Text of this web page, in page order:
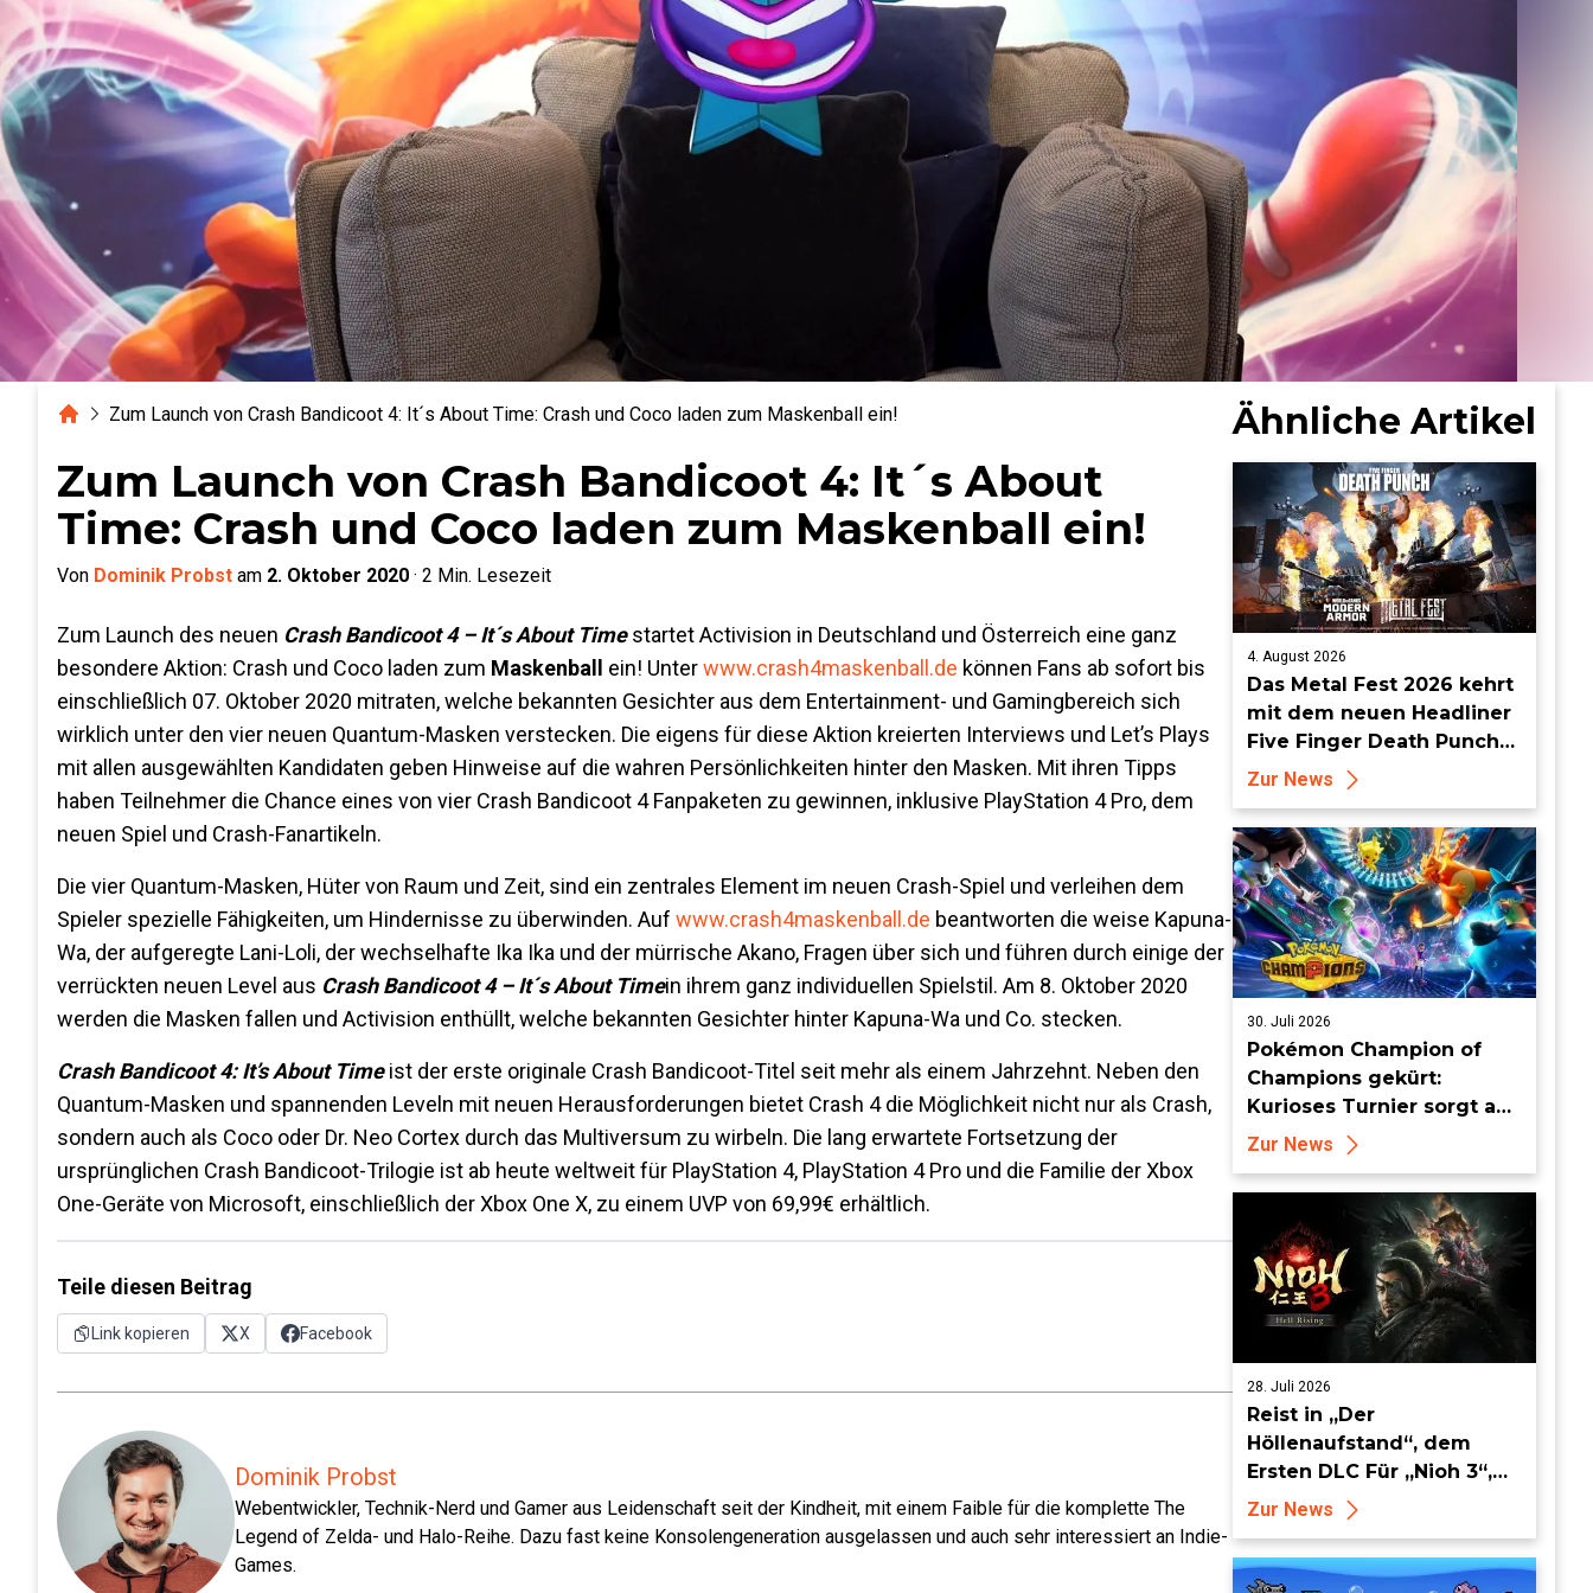
HomeZum Launch von Crash Bandicoot 4: It´s About Time: Crash und Coco laden zum Maskenball ein!
Zum Launch von Crash Bandicoot 4: It´s About
Time: Crash und Coco laden zum Maskenball ein!
Von Dominik Probst am 2. Oktober 2020 · 2 Min. Lesezeit
Zum Launch des neuen Crash Bandicoot 4 – It´s About Timestartet Activision in Deutschland und Österreich eine ganz
besondere Aktion: Crash und Coco laden zum Maskenball ein! Unterwww.crash4maskenball.de können Fans ab sofort bis
einschließlich 07. Oktober 2020 mitraten, welche bekannten Gesichter aus dem Entertainment- und Gamingbereich sich
wirklich unter den vier neuen Quantum-Masken verstecken. Die eigens für diese Aktion kreierten Interviews und Let’s Plays
mit allen ausgewählten Kandidaten geben Hinweise auf die wahren Persönlichkeiten hinter den Masken. Mit ihren Tipps
haben Teilnehmer die Chance eines von vier Crash Bandicoot 4 Fanpaketen zu gewinnen, inklusive PlayStation 4 Pro, dem
neuen Spiel und Crash-Fanartikeln.
Die vier Quantum-Masken, Hüter von Raum und Zeit, sind ein zentrales Element im neuen Crash-Spiel und verleihen dem
Spieler spezielle Fähigkeiten, um Hindernisse zu überwinden. Auf www.crash4maskenball.de beantworten die weise Kapuna-
Wa, der aufgeregte Lani-Loli, der wechselhafte Ika Ika und der mürrische Akano, Fragen über sich und führen durch einige der
verrückten neuen Level aus Crash Bandicoot 4 – It´s About Timein ihrem ganz individuellen Spielstil. Am 8. Oktober 2020
werden die Masken fallen und Activision enthüllt, welche bekannten Gesichter hinter Kapuna-Wa und Co. stecken.
Crash Bandicoot 4: It’s About Timeist der erste originale Crash Bandicoot-Titel seit mehr als einem Jahrzehnt. Neben den
Quantum-Masken und spannenden Leveln mit neuen Herausforderungen bietet Crash 4 die Möglichkeit nicht nur als Crash,
sondern auch als Coco oder Dr. Neo Cortex durch das Multiversum zu wirbeln. Die lang erwartete Fortsetzung der
ursprünglichen Crash Bandicoot-Trilogie ist ab heute weltweit für PlayStation 4, PlayStation 4 Pro und die Familie der Xbox
One-Geräte von Microsoft, einschließlich der Xbox One X, zu einem UVP von 69,99€ erhältlich.
Teile diesen Beitrag
Link kopieren X Facebook
Dominik Probst
Webentwickler, Technik-Nerd und Gamer aus Leidenschaft seit der Kindheit, mit einem Faible für die komplette The
Legend of Zelda- und Halo-Reihe. Dazu fast keine Konsolengeneration ausgelassen und auch sehr interessiert an Indie-
Games.
Ähnliche Artikel
4. August 2026
Das Metal Fest 2026 kehrt
mit dem neuen Headliner
Five Finger Death Punch
zu World of Tanks Modern
Armor zurück
Zur News
30. Juli 2026
Pokémon Champion of
Champions gekürt:
Kurioses Turnier sorgt auf
Londoner Bühne für
Zur News
28. Juli 2026
Reist in „Der
Höllenaufstand“, dem
Ersten DLC Für „Nioh 3“,
ab dem 19. August in die
Keian-Ära!
Zur News